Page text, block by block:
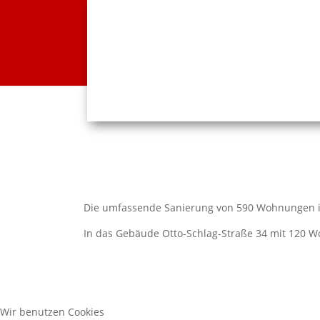
Die umfassende Sanierung von 590
In das Gebäude Otto-Schlag-Straße 34 mit 120
Wir benutzen Cookies